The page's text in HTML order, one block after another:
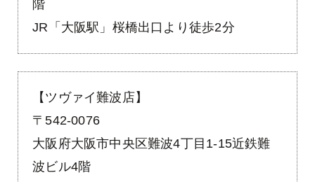
階
JR「大阪駅」桜橋出口より徒歩2分
【ツヴァイ難波店】
〒542-0076
大阪府大阪市中央区難波4丁目1-15近鉄難
波ビル4階